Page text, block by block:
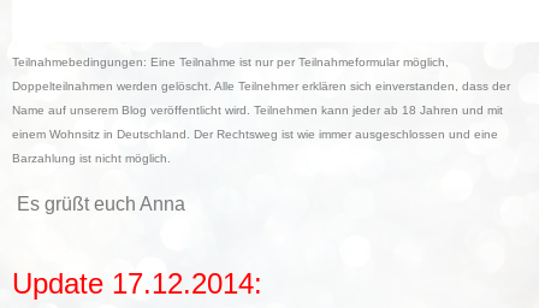
Teilnahmebedingungen: Eine Teilnahme ist nur per Teilnahmeformular möglich,
Doppelteilnahmen werden gelöscht. Alle Teilnehmer erklären sich einverstanden, dass der
Name auf unserem Blog veröffentlicht wird. Teilnehmen kann jeder ab 18 Jahren und mit
einem Wohnsitz in Deutschland. Der Rechtsweg ist wie immer ausgeschlossen und eine
Barzahlung ist nicht möglich.
Es grüßt euch Anna
Update 17.12.2014: